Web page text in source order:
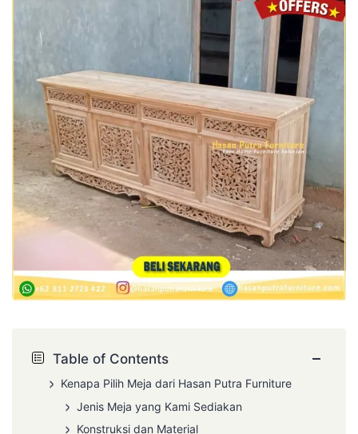
Table of Contents −
Kenapa Pilih Meja dari Hasan Putra Furniture
Jenis Meja yang Kami Sediakan
Konstruksi dan Material